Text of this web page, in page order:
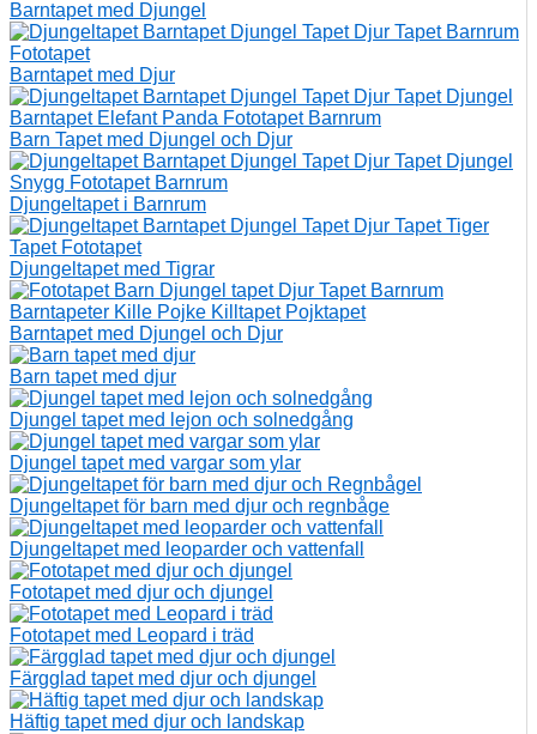
Barntapet med Djungel
Barntapet med Djur
Barn Tapet med Djungel och Djur
Djungeltapet i Barnrum
Djungeltapet med Tigrar
Barntapet med Djungel och Djur
Barn tapet med djur
Djungel tapet med lejon och solnedgång
Djungel tapet med vargar som ylar
Djungeltapet för barn med djur och regnbåge
Djungeltapet med leoparder och vattenfall
Fototapet med djur och djungel
Fototapet med Leopard i träd
Färgglad tapet med djur och djungel
Häftig tapet med djur och landskap